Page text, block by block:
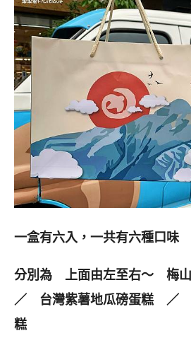
一盒有六入，一共有六種口味
分別為 上面由左至右～ 梅
／ 台灣紫薯地瓜磅蛋糕 ／
糕